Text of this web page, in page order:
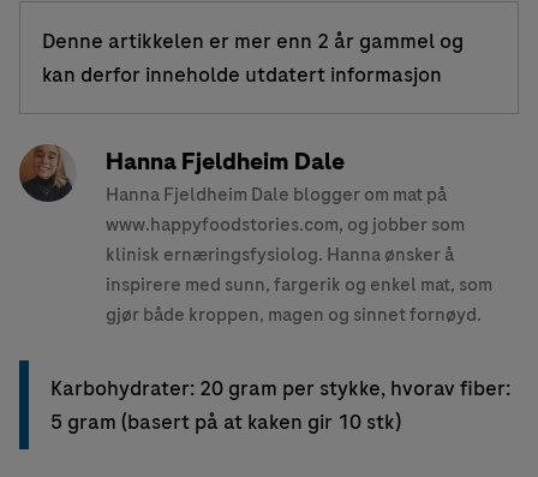
Denne artikkelen er mer enn 2 år gammel og
kan derfor inneholde utdatert informasjon
Hanna Fjeldheim Dale
Hanna Fjeldheim Dale blogger om mat på
www.happyfoodstories.com, og jobber som
klinisk ernæringsfysiolog. Hanna ønsker å
inspirere med sunn, fargerik og enkel mat, som
gjør både kroppen, magen og sinnet fornøyd.
Karbohydrater: 20 gram per stykke, hvorav fiber:
5 gram (basert på at kaken gir 10 stk)